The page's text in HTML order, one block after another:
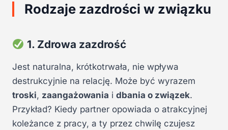
Rodzaje zazdrości w związku
1. Zdrowa zazdrość
Jest naturalna, krótkotrwała, nie wpływa
destrukcyjnie na relację. Może być wyrazem
troski, zaangażowania i dbania o związek.
Przykład? Kiedy partner opowiada o atrakcyjnej
koleżance z pracy, a ty przez chwilę czujesz